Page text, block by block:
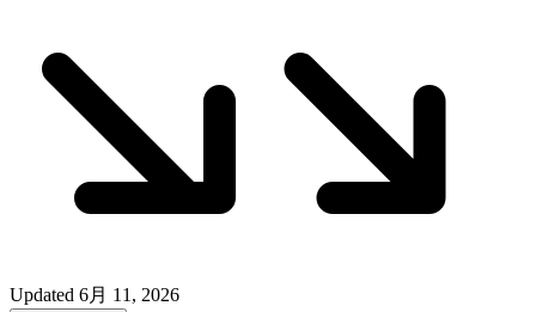
Updated 6月 11, 2026